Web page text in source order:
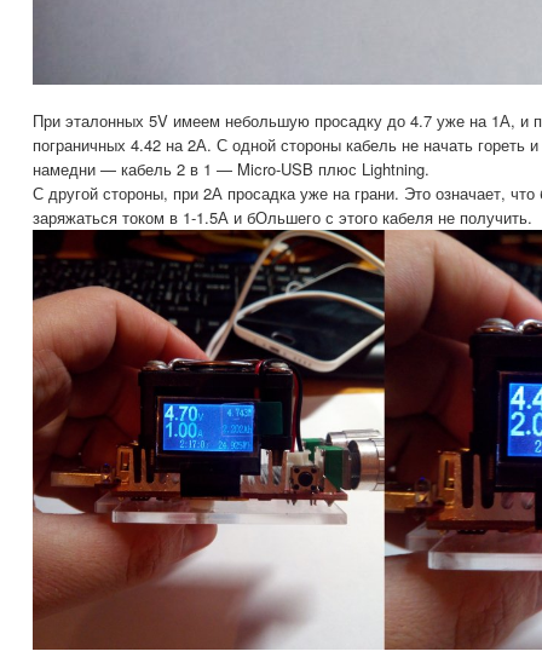
При эталонных 5V имеем небольшую просадку до 4.7 уже на 1А, и
пограничных 4.42 на 2А. С одной стороны кабель не начать гореть
намедни — кабель 2 в 1 — Micro-USB плюс Lightning.
С другой стороны, при 2А просадка уже на грани. Это означает,
заряжаться током в 1-1.5А и бОльшего с этого кабеля не получить.